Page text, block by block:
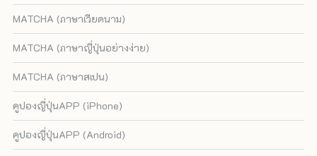
MATCHA (ภาษาเวียดนาม)
MATCHA (ภาษาญี่ปุ่นอย่างง่าย)
MATCHA (ภาษาสเปน)
คูปองญี่ปุ่นAPP (iPhone)
คูปองญี่ปุ่นAPP (Android)